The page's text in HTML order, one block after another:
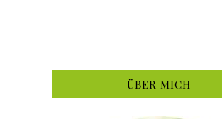
ÜBER MICH